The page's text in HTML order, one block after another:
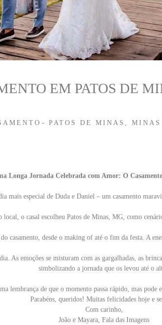
PATOS DE MINAS, MINAS
EM PATOS DE
Longa Jornada Celebrada com Amor: O
mais especial de Duda e Daniel – um casamento
local, o casal escolheu Patos de Minas, MG, como
casamento, desde o making of até o fim da festa. A
As emoções se misturam com as gargalhadas, as
simbolizando a jornada que os levou até o
lembrança de que o momento passa rápido, mas
Parabéns, queridos! Muitas felicidades hoje e
Com carinho,
João e Mayara, Fala das Imagens